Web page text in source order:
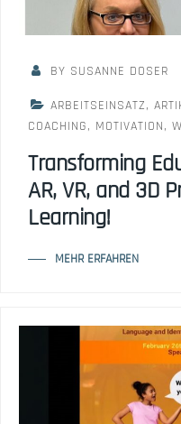
BY SUSANNE DOSER
ARBEITSEINSATZ,
COACHING, MOTIVATION,
Transforming
AR, VR, and 3D
Learning!
MEHR ERFAHREN